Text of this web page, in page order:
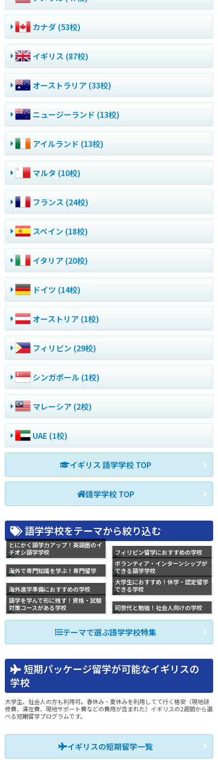
カナダ (53校)
イギリス (87校)
オーストラリア (33校)
ニュージーランド (13校)
アイルランド (13校)
マルタ (10校)
フランス (24校)
スペイン (18校)
イタリア (20校)
ドイツ (14校)
オーストリア (1校)
フィリピン (29校)
シンガポール (1校)
マレーシア (2校)
UAE (1校)
イギリス 語学学校 TOP
語学学校 TOP
語学学校をテーマから絞り込む
とにかく語学力アップ！英語圏のイ
チオシ語学学校
フィリピン留学におすすめの学校
海外で専門知識を学ぶ！専門留学
ボランティア・インターンシップが
できる語学学校
海外進学準備におすすめの学校
大学生におすすめ！休学・認定留学
できる学校
語学を学んで形に残す！資格・試験
対策コースがある学校
同世代と勉強！社会人向けの学校
テーマで選ぶ語学学校特集
短期パッケージ留学が可能なイギリスの
学校
大学生、社会人の方も利用可。春休み・夏休みを利用してて行く格安（現地研
修費、滞在費、現地サポート費などの費用が含まれた）イギリスの2週間から選
べる短期留学プログラムです。
イギリスの短期留学一覧